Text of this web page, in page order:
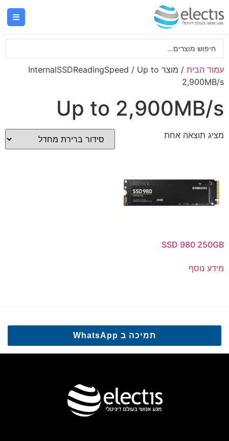
עמוד הבית
/ מוצר InternalSSDReadingSpeed / Up to
2,900MB/s
Up to 2,900MB/s
מציג תוצאה אחת
SSD 980 250GB
מידע נוסף
תמיכה ב WhatsApp